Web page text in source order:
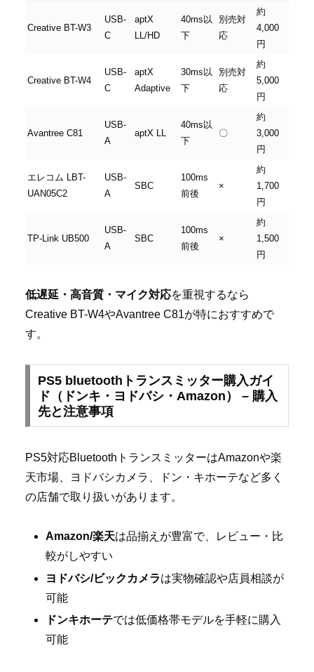
Creative BT-W3
USB-
C
aptX
LL/HD
40ms以
下
別売対
応
約
4,000
円
Creative BT-W4
USB-
C
aptX
Adaptive
30ms以
下
別売対
応
約
5,000
円
Avantree C81
USB-
A
aptX LL
40ms以
下
〇
約
3,000
円
エレコム LBT-
UAN05C2
USB-
A
SBC
100ms
前後
×
約
1,700
円
TP-Link UB500
USB-
A
SBC
100ms
前後
×
約
1,500
円
低遅延・高音質・マイク対応を重視するなら
Creative BT-W4やAvantree C81が特におすすめで
す。
PS5 bluetoothトランスミッター購入ガイ
ド（ドンキ・ヨドバシ・Amazon） – 購入
先と注意事項
PS5対応BluetoothトランスミッターはAmazonや楽
天市場、ヨドバシカメラ、ドン・キホーテなど多く
の店舗で取り扱いがあります。
Amazon/楽天は品揃えが豊富で、レビュー・比
較がしやすい
ヨドバシ/ビックカメラは実物確認や店員相談が
可能
ドンキホーテでは低価格帯モデルを手軽に購入
可能